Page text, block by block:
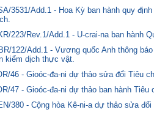
3531/Add.1 - Hoa Kỳ ban hành quy
223/Rev.1/Add.1 - U-crai-na ban hành
122/Add.1 - Vương quốc Anh thông
kiểm dịch thực vật.
46 - Gioóc-đa-ni dự thảo sửa đổi Tiêu
47 - Gioóc-đa-ni dự thảo ban hành
380 - Cộng hòa Kê-ni-a dự thảo sửa